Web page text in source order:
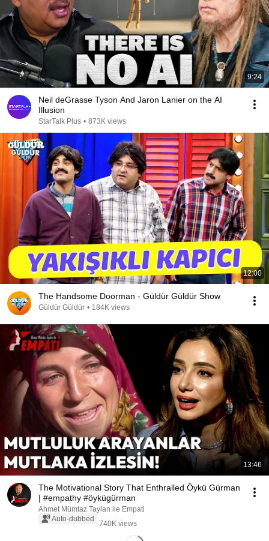
9:24
Neil deGrasse Tyson And Jaron Lanier on the AI
Illusion
StarTalk Plus • 873K views
12:00
The Handsome Doorman - Güldür Güldür Show
Güldür Güldür • 184K views
13:46
The Motivational Story That Enthralled Öykü Gürman
| #empathy #öykügürman
Ahmet Mümtaz Taylan ile Empati
Auto-dubbed
740K views